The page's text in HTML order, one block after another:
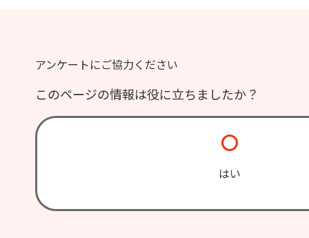
アンケートにご協力ください
このページの情報は役に立ちましたか？
はい